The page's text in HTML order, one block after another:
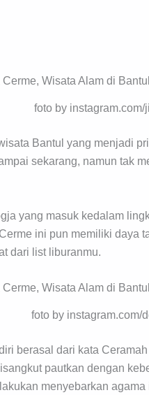
foto by instagram.com/
Bantul yang menjadi
sekarang, namun tak
yang masuk kedalam
ini pun memiliki daya
dari list liburanmu.
foto by instagram.com/
berasal dari kata
pautkan dengan
menyebarkan